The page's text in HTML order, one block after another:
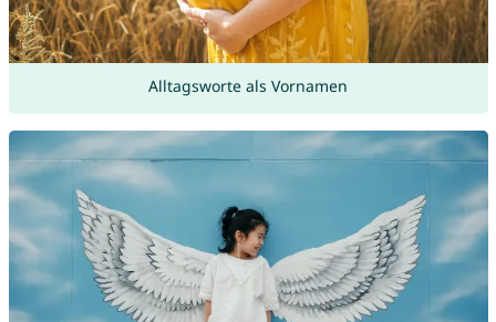
Alltagsworte als Vornamen